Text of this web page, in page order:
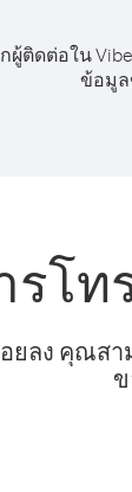
กผู้ติดต่อใน
ข้อมูล
โท
ลง คุณส
ข